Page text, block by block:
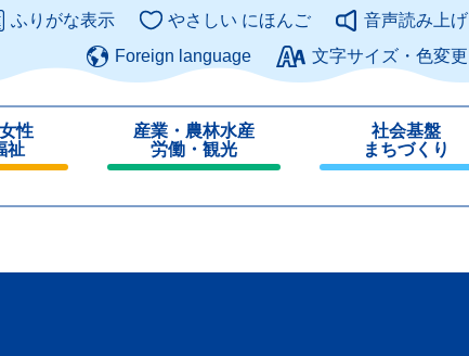
このページの本文へ
ふりがな表示 やさしい にほんご
音声読み上げ
Foreign language
文字サイズ・色変更
性
祉
産業・農林水産
労働・観光
じ
社会基盤
まちづくり
じ